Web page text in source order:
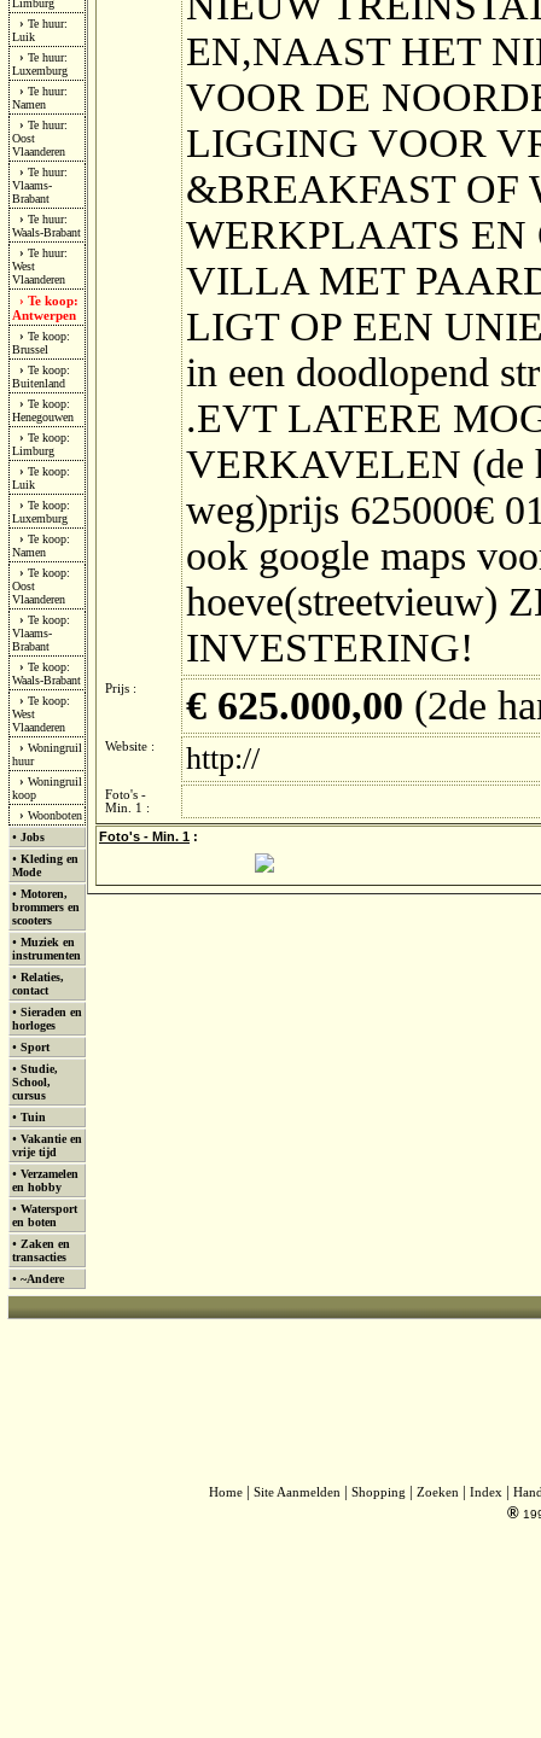
Limburg
› Te huur:
Luik
› Te huur:
Luxemburg
› Te huur:
Namen
› Te huur:
Oost
Vlaanderen
› Te huur:
Vlaams-
Brabant
› Te huur:
Waals-Brabant
› Te huur:
West
Vlaanderen
› Te koop:
Antwerpen
› Te koop:
Brussel
› Te koop:
Buitenland
› Te koop:
Henegouwen
› Te koop:
Limburg
› Te koop:
Luik
› Te koop:
Luxemburg
› Te koop:
Namen
› Te koop:
Oost
Vlaanderen
› Te koop:
Vlaams-
Brabant
› Te koop:
Waals-Brabant
› Te koop:
West
Vlaanderen
› Woningruil
huur
› Woningruil
koop
› Woonboten
• Jobs
• Kleding en
Mode
• Motoren,
brommers en
scooters
• Muziek en
instrumenten
• Relaties,
contact
• Sieraden en
horloges
• Sport
• Studie,
School,
cursus
• Tuin
• Vakantie en
vrije tijd
• Verzamelen
en hobby
• Watersport
en boten
• Zaken en
transacties
• ~Andere
EN,NAAST HET
VOOR DE
LIGGING VOOR
&BREAKFAST OF
WERKPLAATS
VILLA MET
LIGT OP EEN
in een doodlopend
.EVT LATERE
VERKAVELEN (de
weg)prijs 625000€
ook google maps
hoeve(streetvieuw)
INVESTERING!
Prijs : € 625.000,00 (2de
Website : http://
Foto's -
Min. 1 :
Foto's - Min. 1 :
Home | Site Aanmelden | Shopping | Zoeken | Index |
®